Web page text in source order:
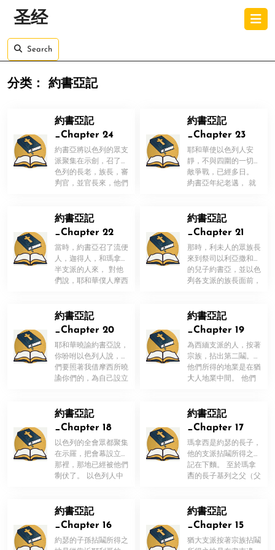
圣经
Search
分类： 約書亞記
約書亞記
_Chapter 24
約書亞將以色列的眾支
派聚集在示劍，召了以
色列的長老，族長，審
判官，並官長來，他們
！
約書亞記
_Chapter 23
耶和華使以色列人安
靜，不與四圍的一切仇
敵爭戰，已經多日。
約書亞年紀老邁， 就
！
約書亞記
_Chapter 22
當時，約書亞召了流便
人，迦得人，和瑪拿西
半支派的人來， 對他
們說，耶和華僕人摩西
！
約書亞記
_Chapter 21
那時，利未人的眾族長
來到祭司以利亞撒和嫩
的兒子約書亞，並以色
列各支派的族長面前，
！
約書亞記
_Chapter 20
耶和華曉諭約書亞說，
你吩咐以色列人說，你
們要照著我借摩西所曉
諭你們的，為自己設立
！
約書亞記
_Chapter 19
為西緬支派的人，按著
宗族，拈出第二鬮。
他們所得的地業是在猶
大人地業中間。 他們
！
約書亞記
_Chapter 18
以色列的全會眾都聚集
在示羅，把會幕設立在
那裡，那地已經被他們
制伏了。 以色列人中
！
約書亞記
_Chapter 17
瑪拿西是約瑟的長子，
他的支派拈鬮所得之地
記在下麵。 至於瑪拿
西的長子基列之父（父
！
約書亞記
_Chapter 16
約瑟的子孫拈鬮所得之
約書亞記
_Chapter 15
猶大支派按著宗族拈鬮